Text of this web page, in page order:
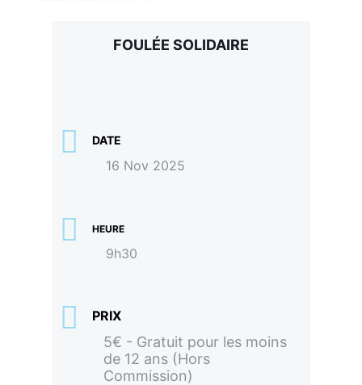
FOULÉE SOLIDAIRE
DATE
16 Nov 2025
HEURE
9h30
PRIX
5€ - Gratuit pour les moins
de 12 ans (Hors
Commission)